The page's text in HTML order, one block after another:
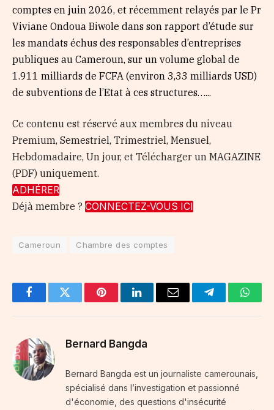
comptes en juin 2026, et récemment relayés par le Pr
Viviane Ondoua Biwole dans son rapport d’étude sur
les mandats échus des responsables d’entreprises
publiques au Cameroun, sur un volume global de
1.911 milliards de FCFA (environ 3,33 milliards USD)
de subventions de l’Etat à ces structures…...
Ce contenu est réservé aux membres du niveau
Premium, Semestriel, Trimestriel, Mensuel,
Hebdomadaire, Un jour, et Télécharger un MAGAZINE
(PDF) uniquement.
ADHÉRER
Déjà membre ? CONNECTEZ-VOUS ICI
Cameroun Chambre des comptes
FacebookTwitter PinterestLinkedInEmail Telegram
Bernard Bangda
Bernard Bangda est un journaliste camerounais,
spécialisé dans l’investigation et passionné
d'économie, des questions d'insécurité